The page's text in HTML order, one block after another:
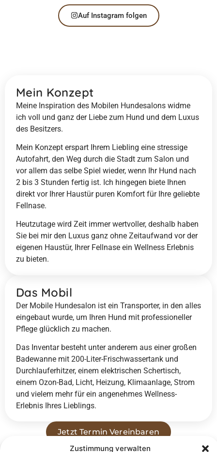
Zustimmung verwalten
Auf Instagram folgen
Mein Konzept
Meine Inspiration des Mobilen Hundesalons widme
ich voll und ganz der Liebe zum Hund und dem Luxus
des Besitzers.
Mein Konzept erspart Ihrem Liebling eine stressige
Autofahrt, den Weg durch die Stadt zum Salon und
vor allem das selbe Spiel wieder, wenn Ihr Hund nach
2 bis 3 Stunden fertig ist. Ich hingegen biete Ihnen
direkt vor Ihrer Haustür puren Komfort für Ihre geliebte
Fellnase.
Heutzutage wird Zeit immer wertvoller, deshalb haben
Sie bei mir den Luxus ganz ohne Zeitaufwand vor der
eigenen Haustür, Ihrer Fellnase ein Wellness Erlebnis
zu bieten.
Das Mobil
Der Mobile Hundesalon ist ein Transporter, in den alles
eingebaut wurde, um Ihren Hund mit professioneller
Pflege glücklich zu machen.
Das Inventar besteht unter anderem aus einer großen
Badewanne mit 200-Liter-Frischwassertank und
Durchlauferhitzer, einem elektrischen Schertisch,
einem Ozon-Bad, Licht, Heizung, Klimaanlage, Strom
und vielem mehr für ein angenehmes Wellness-
Erlebnis Ihres Lieblings.
Jetzt Termin Vereinbaren